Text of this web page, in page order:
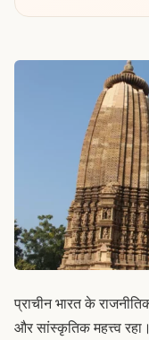
प्राचीन भारत के
और सांस्कृतिक महत्त्व